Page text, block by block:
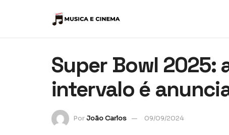
Super Bowl
intervalo é
PorJoão Carlos 09/09/2024